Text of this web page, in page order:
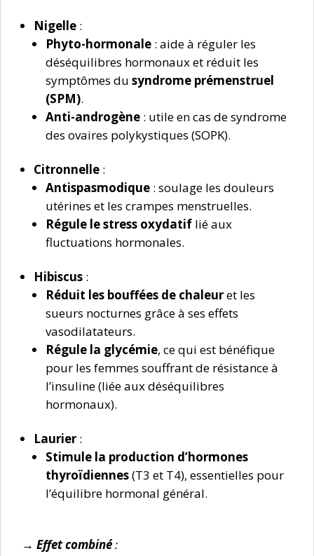
Nigelle :
Phyto-hormonale : aide à réguler les
déséquilibres hormonaux et réduit les
symptômes du syndrome prémenstruel
(SPM).
Anti-androgène : utile en cas de syndrome
des ovaires polykystiques (SOPK).
Citronnelle :
Antispasmodique : soulage les douleurs
utérines et les crampes menstruelles.
Régule le stress oxydatif lié aux
fluctuations hormonales.
Hibiscus :
Réduit les bouffées de chaleuret les
sueurs nocturnes grâce à ses effets
vasodilatateurs.
Régule la glycémie, ce qui est bénéfique
pour les femmes souffrant de résistance à
l’insuline (liée aux déséquilibres
hormonaux).
Laurier :
Stimule la production d’hormones
thyroïdiennes(T3 et T4), essentielles pour
l’équilibre hormonal général.
→ Effet combiné: